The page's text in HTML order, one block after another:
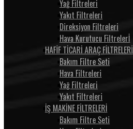
Yağ Filtreleri
Yakıt Filtreleri
Direksiyon Filtreleri
Hava Kurutucu Filtrelerİ
HAFİF TİCARİ ARAÇ FİLTRELERİ
Bakım Filtre Seti
Hava Filtreleri
Yağ Filtreleri
Yakıt Filtreleri
İŞ MAKİNE FİLTRELERİ
Bakım Filtre Seti